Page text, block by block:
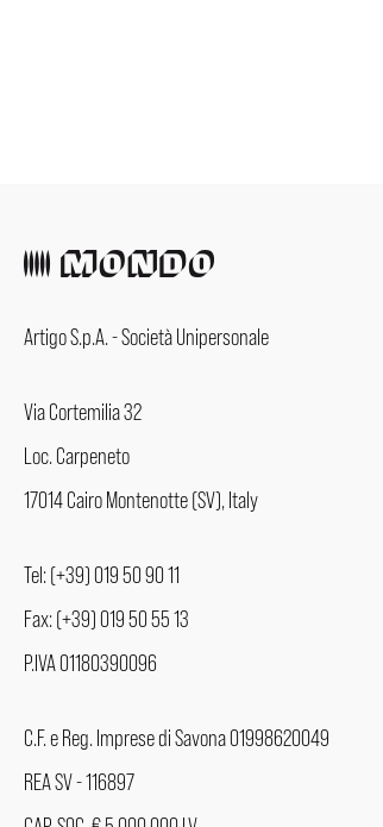
Artigo S.p.A. - Società Unipersonale
Via Cortemilia 32
Loc. Carpeneto
17014 Cairo Montenotte (SV), Italy
Tel: (+39) 019 50 90 11
Fax: (+39) 019 50 55 13
P.IVA 01180390096
C.F. e Reg. Imprese di Savona 01998620049
REA SV - 116897